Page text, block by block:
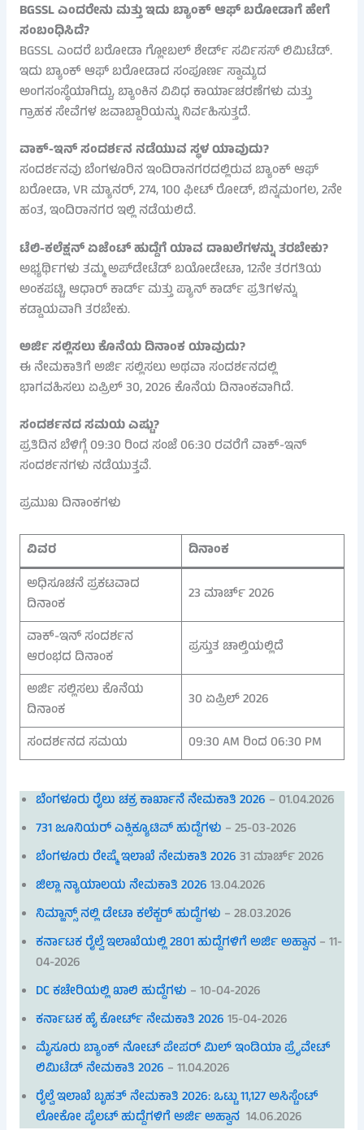
BGSSL ಎಂದರೇನು ಮತ್ತು ಇದು ಬ್ಯಾಂಕ್ ಆಫ್ ಬರೋಡಾಗೆ ಹೇಗೆ
ಸಂಬಂಧಿಸಿದೆ?
BGSSL ಎಂದರೆ ಬರೋಡಾ ಗ್ಲೋಬಲ್ ಶೇರ್ಡ್ ಸರ್ವಿಸಸ್ ಲಿಮಿಟೆಡ್.
ಇದು ಬ್ಯಾಂಕ್ ಆಫ್ ಬರೋಡಾದ ಸಂಪೂರ್ಣ ಸ್ವಾಮ್ಯದ
ಅಂಗಸಂಸ್ಥೆಯಾಗಿದ್ದು, ಬ್ಯಾಂಕಿನ ವಿವಿಧ ಕಾರ್ಯಾಚರಣೆಗಳು ಮತ್ತು
ಗ್ರಾಹಕ ಸೇವೆಗಳ ಜವಾಬ್ದಾರಿಯನ್ನು ನಿರ್ವಹಿಸುತ್ತದೆ.
ವಾಕ್-ಇನ್ ಸಂದರ್ಶನ ನಡೆಯುವ ಸ್ಥಳ ಯಾವುದು?
ಸಂದರ್ಶನವು ಬೆಂಗಳೂರಿನ ಇಂದಿರಾನಗರದಲ್ಲಿರುವ ಬ್ಯಾಂಕ್ ಆಫ್
ಬರೋಡಾ, VR ಮ್ಯಾನರ್, 274, 100 ಫೀಟ್ ರೋಡ್, ಬಿನ್ನಮಂಗಲ, 2ನೇ
ಹಂತ, ಇಂದಿರಾನಗರ ಇಲ್ಲಿ ನಡೆಯಲಿದೆ.
ಟೆಲಿ-ಕಲೆಕ್ಷನ್ ಏಜೆಂಟ್ ಹುದ್ದೆಗೆ ಯಾವ ದಾಖಲೆಗಳನ್ನು ತರಬೇಕು?
ಅಭ್ಯರ್ಥಿಗಳು ತಮ್ಮ ಅಪ್‌ಡೇಟೆಡ್ ಬಯೋಡೇಟಾ, 12ನೇ ತರಗತಿಯ
ಅಂಕಪಟ್ಟಿ, ಆಧಾರ್ ಕಾರ್ಡ್ ಮತ್ತು ಪ್ಯಾನ್ ಕಾರ್ಡ್ ಪ್ರತಿಗಳನ್ನು
ಕಡ್ಡಾಯವಾಗಿ ತರಬೇಕು.
ಅರ್ಜಿ ಸಲ್ಲಿಸಲು ಕೊನೆಯ ದಿನಾಂಕ ಯಾವುದು?
ಈ ನೇಮಕಾತಿಗೆ ಅರ್ಜಿ ಸಲ್ಲಿಸಲು ಅಥವಾ ಸಂದರ್ಶನದಲ್ಲಿ
ಭಾಗವಹಿಸಲು ಏಪ್ರಿಲ್ 30, 2026 ಕೊನೆಯ ದಿನಾಂಕವಾಗಿದೆ.
ಸಂದರ್ಶನದ ಸಮಯ ಎಷ್ಟು?
ಪ್ರತಿದಿನ ಬೆಳಿಗ್ಗೆ 09:30 ರಿಂದ ಸಂಜೆ 06:30 ರವರೆಗೆ ವಾಕ್-ಇನ್
ಸಂದರ್ಶನಗಳು ನಡೆಯುತ್ತವೆ.
ಪ್ರಮುಖ ದಿನಾಂಕಗಳು
ವಿವರ
ದಿನಾಂಕ
ಅಧಿಸೂಚನೆ ಪ್ರಕಟವಾದ
ದಿನಾಂಕ
23 ಮಾರ್ಚ್ 2026
ವಾಕ್-ಇನ್ ಸಂದರ್ಶನ
ಆರಂಭದ ದಿನಾಂಕ
ಪ್ರಸ್ತುತ ಚಾಲ್ತಿಯಲ್ಲಿದೆ
ಅರ್ಜಿ ಸಲ್ಲಿಸಲು ಕೊನೆಯ
ದಿನಾಂಕ
30 ಏಪ್ರಿಲ್ 2026
ಸಂದರ್ಶನದ ಸಮಯ 09:30 AM ರಿಂದ 06:30 PM
ಬೆಂಗಳೂರು ರೈಲು ಚಕ್ರ ಕಾರ್ಖಾನೆ ನೇಮಕಾತಿ 2026 – 01.04.2026
731 ಜೂನಿಯರ್ ಎಕ್ಸಿಕ್ಯೂಟಿವ್ ಹುದ್ದೆಗಳು – 25-03-2026
ಬೆಂಗಳೂರು ರೇಷ್ಮೆ ಇಲಾಖೆ ನೇಮಕಾತಿ 202631 ಮಾರ್ಚ್ 2026
ಜಿಲ್ಲಾ ನ್ಯಾಯಾಲಯ ನೇಮಕಾತಿ 202613.04.2026
ನಿಮ್ಹಾನ್ಸ್ ನಲ್ಲಿ ಡೇಟಾ ಕಲೆಕ್ಟರ್ ಹುದ್ದೆಗಳು – 28.03.2026
ಕರ್ನಾಟಕ ರೈಲ್ವೆ ಇಲಾಖೆಯಲ್ಲಿ 2801 ಹುದ್ದೆಗಳಿಗೆ ಅರ್ಜಿ ಅಹ್ವಾನ– 11-
04-2026
DC ಕಚೇರಿಯಲ್ಲಿ ಖಾಲಿ ಹುದ್ದೆಗಳು – 10-04-2026
ಕರ್ನಾಟಕ ಹೈ ಕೋರ್ಟ್ ನೇಮಕಾತಿ 202615-04-2026
ಮೈಸೂರು ಬ್ಯಾಂಕ್ ನೋಟ್ ಪೇಪರ್ ಮಿಲ್ ಇಂಡಿಯಾ ಪ್ರೈವೇಟ್
ಲಿಮಿಟೆಡ್ ನೇಮಕಾತಿ 2026 – 11.04.2026
ರೈಲ್ವೆ ಇಲಾಖೆ ಬೃಹತ್ ನೇಮಕಾತಿ 2026: ಒಟ್ಟು 11,127 ಅಸಿಸ್ಟೆಂಟ್
ಲೋಕೋ ಪೈಲಟ್ ಹುದ್ದೆಗಳಿಗೆ ಅರ್ಜಿ ಅಹ್ವಾನ 14.06.2026